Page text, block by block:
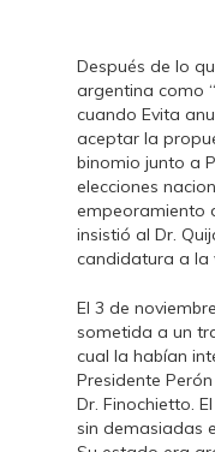
Después de lo
argentina como
cuando Evita
aceptar la
binomio junto a
elecciones
empeoramiento
insistió al Dr.
candidatura a la
El 3 de
sometida a un
cual la habían
Presidente
Dr. Finochietto.
sin demasiadas